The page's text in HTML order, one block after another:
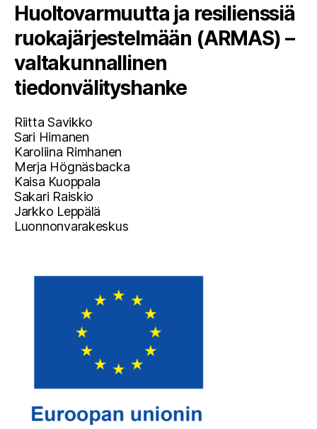
Huoltovarmuutta ja resilienssiä
ruokajärjestelmään (ARMAS) –
valtakunnallinen
tiedonvälityshanke
Riitta Savikko
Sari Himanen
Karoliina Rimhanen
Merja Högnäsbacka
Kaisa Kuoppala
Sakari Raiskio
Jarkko Leppälä
Luonnonvarakeskus